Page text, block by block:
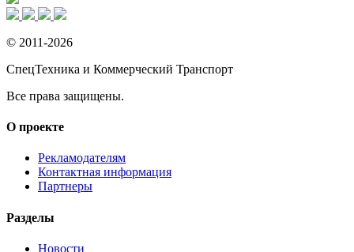
© 2011-2026
СпецТехника и Коммерческий Транспорт
Все права защищены.
О проекте
Рекламодателям
Контактная информация
Партнеры
Разделы
Новости